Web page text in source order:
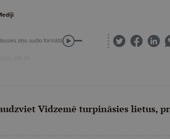
ziņu audio formātā
08:34
Vidzemē turpināsies lietus,